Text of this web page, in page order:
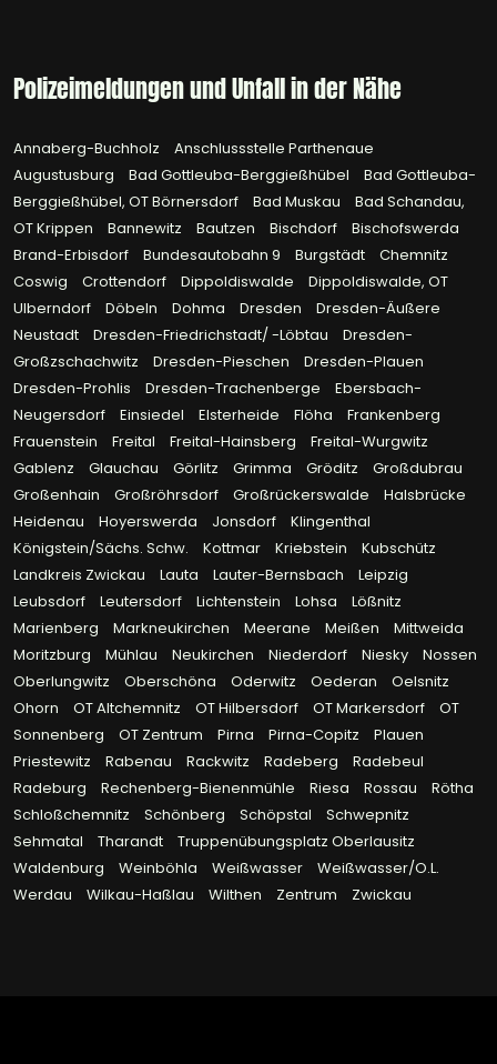
Polizeimeldungen und Unfall in der Nähe
Annaberg-Buchholz
Anschlussstelle Parthenaue
Augustusburg
Bad Gottleuba-Berggießhübel
Bad Gottleuba-
Berggießhübel, OT Börnersdorf
Bad Muskau
Bad Schandau,
OT Krippen
Bannewitz Bautzen Bischdorf
Bischofswerda
Brand-Erbisdorf
Bundesautobahn 9 Burgstädt
Chemnitz
Coswig
Crottendorf Dippoldiswalde
Dippoldiswalde, OT
Ulberndorf
Döbeln Dohma Dresden
Dresden-Äußere
Neustadt
Dresden-Friedrichstadt/ -Löbtau
Dresden-
Großzschachwitz
Dresden-Pieschen
Dresden-Plauen
Dresden-Prohlis
Dresden-Trachenberge
Ebersbach-
Neugersdorf
Einsiedel Elsterheide Flöha
Frankenberg
Frauenstein
Freital Freital-Hainsberg
Freital-Wurgwitz
Gablenz
Glauchau Görlitz Grimma Gröditz
Großdubrau
Großenhain
Großröhrsdorf Großrückerswalde
Halsbrücke
Heidenau
Hoyerswerda Jonsdorf
Klingenthal
Königstein/Sächs. Schw.
Kottmar Kriebstein
Kubschütz
Landkreis Zwickau
Lauta Lauter-Bernsbach
Leipzig
Leubsdorf
Leutersdorf Lichtenstein Lohsa
Lößnitz
Marienberg
Markneukirchen Meerane Meißen
Mittweida
Moritzburg
Mühlau Neukirchen Niederdorf Niesky
Nossen
Oberlungwitz
Oberschöna Oderwitz Oederan
Oelsnitz
Ohorn
OT Altchemnitz OT Hilbersdorf OT Markersdorf
OT
Sonnenberg
OT Zentrum Pirna Pirna-Copitz
Plauen
Priestewitz
Rabenau Rackwitz Radeberg
Radebeul
Radeburg
Rechenberg-Bienenmühle Riesa Rossau
Rötha
Schloßchemnitz
Schönberg Schöpstal
Schwepnitz
Sehmatal
Tharandt
Truppenübungsplatz Oberlausitz
Waldenburg
Weinböhla Weißwasser
Weißwasser/O.L.
Werdau
Wilkau-Haßlau Wilthen Zentrum Zwickau